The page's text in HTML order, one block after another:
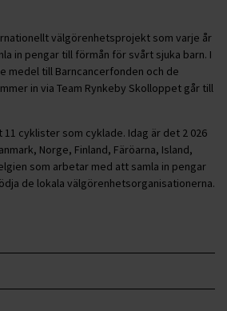
välgörenhetsprojekt som varje år
in pengar till förmån för svårt sjuka barn. I
medel till Barncancerfonden och de
in via Team Rynkeby Skolloppet går till
cyklister som cyklade. Idag är det 2 026
Norge, Finland, Färöarna, Island,
som arbetar med att samla in pengar
de lokala välgörenhetsorganisationerna.